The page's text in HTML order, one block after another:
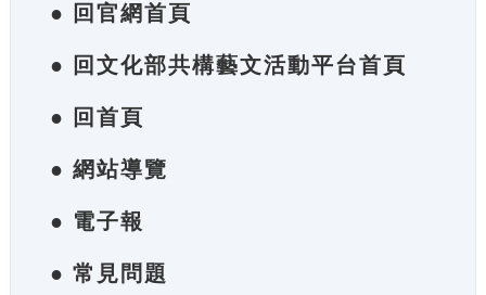
● 回官網首頁
● 回文化部共構藝文活動平台首頁
● 回首頁
● 網站導覽
● 電子報
● 常見問題